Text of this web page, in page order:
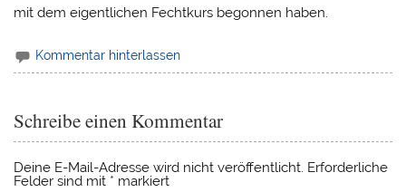
mit dem eigentlichen Fechtkurs begonnen haben.
Kommentar hinterlassen
Schreibe einen Kommentar
Deine E-Mail-Adresse wird nicht veröffentlicht. Erforderliche
Felder sind mit * markiert